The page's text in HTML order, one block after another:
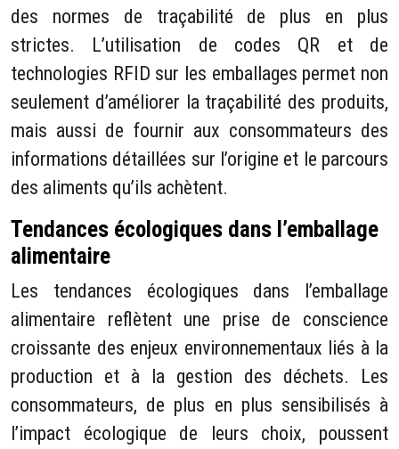
des normes de traçabilité de plus en plus
strictes. L’utilisation de codes QR et de
technologies RFID sur les emballages permet non
seulement d’améliorer la traçabilité des produits,
mais aussi de fournir aux consommateurs des
informations détaillées sur l’origine et le parcours
des aliments qu’ils achètent.
Tendances écologiques dans l’emballage
alimentaire
Les tendances écologiques dans l’emballage
alimentaire reflètent une prise de conscience
croissante des enjeux environnementaux liés à la
production et à la gestion des déchets. Les
consommateurs, de plus en plus sensibilisés à
l’impact écologique de leurs choix, poussent